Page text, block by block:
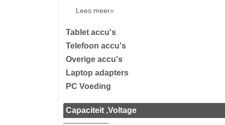
Lees meer»
Tablet accu's
Telefoon accu's
Overige accu's
Laptop adapters
PC Voeding
Capaciteit ,Voltage